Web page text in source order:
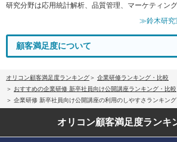
研究分野は応用統計解析、品質管理、マーケティング
≫鈴木研究
顧客満足度について
オリコン顧客満足度ランキング
企業研修ランキング・比較
おすすめの企業研修 新卒社員向け公開講座ランキング・比較
企業研修 新卒社員向け公開講座の利用のしやすさランキン
オリコン顧客満足度ランキ